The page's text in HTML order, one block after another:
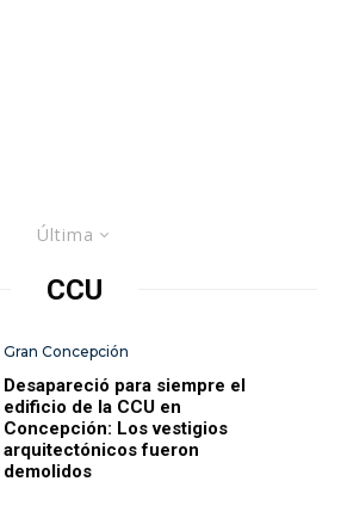
Última
CCU
Gran Concepción
Desapareció para siempre el
edificio de la CCU en
Concepción: Los vestigios
arquitectónicos fueron
demolidos